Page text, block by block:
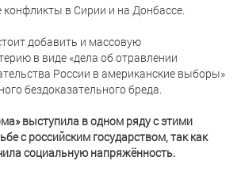
в Сирии и на Донбассе.
добавить и массовую
в виде «дела об отравлении
России в американские выборы»
бездоказательного бреда.
выступила в одном ряду с этими
с российским государством, так как
социальную напряжённость.